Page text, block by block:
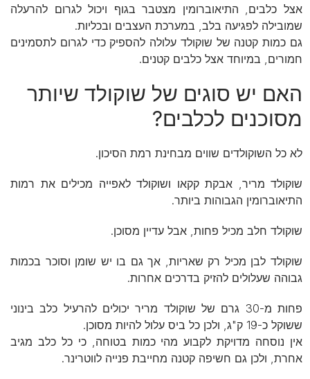
אצל כלבים, התיאוברומין מצטבר בגוף ויכול לגרום להרעלה
שמובילה לפגיעה בלב, במערכת העצבים ובכליות.
גם כמות קטנה של שוקולד עלולה להספיק כדי לגרום לתסמינים
חמורים, במיוחד אצל כלבים קטנים.
האם יש סוגים של שוקולד שיותר
מסוכנים לכלבים?
לא כל השוקולדים שווים מבחינת רמת הסיכון.
שוקולד מריר, אבקת קקאו ושוקולד לאפייה מכילים את רמות
התיאוברומין הגבוהות ביותר.
שוקולד חלב מכיל פחות, אבל עדיין מסוכן.
שוקולד לבן מכיל רק שאריות, אך גם בו יש שומן וסוכר בכמות
גבוהה שעלולים להזיק בדרכים אחרות.
פחות מ-30 גרם של שוקולד מריר יכולים להרעיל כלב בינוני
ששוקל כ-19 ק"ג, ולכן כל ביס עלול להיות מסוכן.
אין נוסחה מדויקת לקבוע מהי כמות בטוחה, כי כל כלב מגיב
אחרת, ולכן גם חשיפה קטנה מחייבת פנייה לווטרינר.